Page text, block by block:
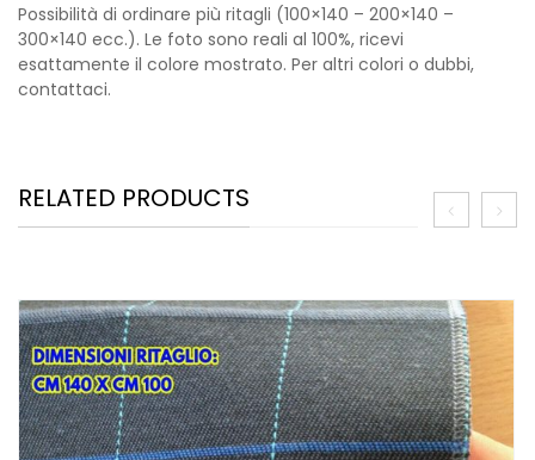
Possibilità di ordinare più ritagli (100×140 – 200×140 –
300×140 ecc.). Le foto sono reali al 100%, ricevi
esattamente il colore mostrato. Per altri colori o dubbi,
contattaci.
RELATED PRODUCTS